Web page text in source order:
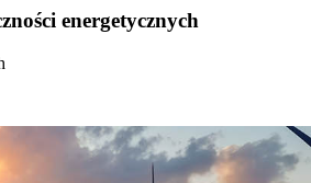
energetycznych